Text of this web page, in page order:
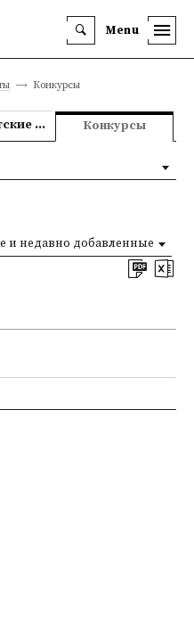
Menu
Конкурсы
Кандидатские и докторские диссертации Конкурсы
и недавно добавленные